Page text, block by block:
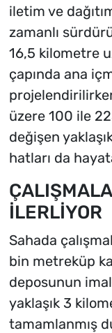
iletim ve
zamanlı
16,5 kilometre
çapında ana
üzere 100 ile
değişen
hatları da
İLERLİYOR
Sahada
bin metreküp
deposunun
yaklaşık 3
tamamlanmış